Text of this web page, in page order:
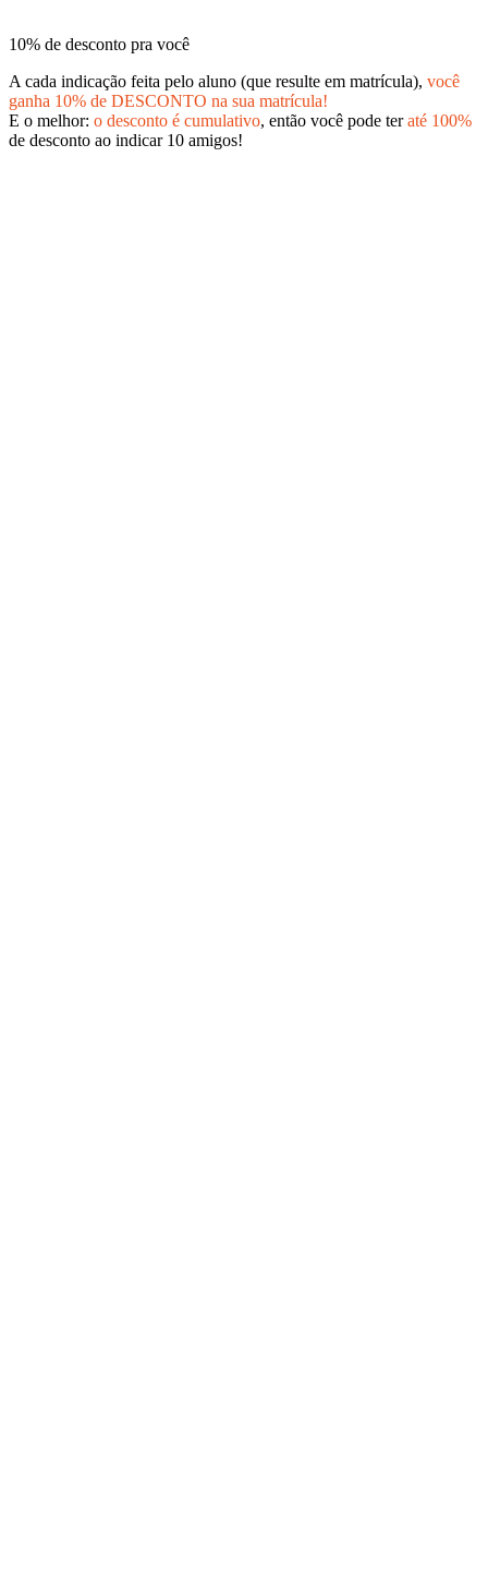
10% de desconto pra você
A cada indicação feita pelo aluno (que resulte em matrícula), você
ganha 10% de DESCONTO na sua matrícula!
E o melhor: o desconto é cumulativo, então você pode teraté 100%
de desconto ao indicar 10 amigos!